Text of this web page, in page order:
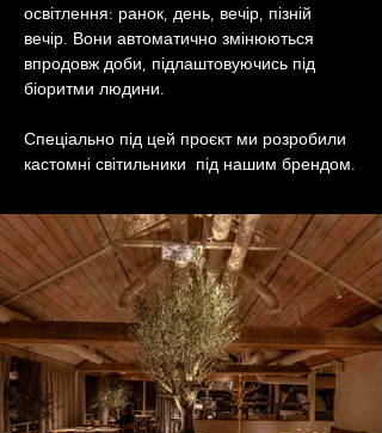
освітлення: ранок, день, вечір, пізній
вечір. Вони автоматично змінюються
впродовж доби, підлаштовуючись під
біоритми людини.
Спеціально під цей проєкт ми розробили
кастомні світильники  під нашим брендом.